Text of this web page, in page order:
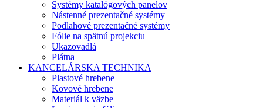
Systémy katalógových panelov
Nástenné prezentačné systémy
Podlahové prezentačné systémy
Fólie na spätnú projekciu
Ukazovadlá
Plátna
KANCELÁRSKA TECHNIKA
Plastové hrebene
Kovové hrebene
Materiál k väzbe